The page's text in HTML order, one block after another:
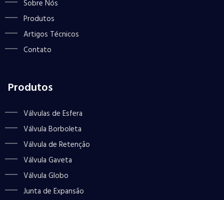
Sobre Nós
Produtos
Artigos Técnicos
Contato
Produtos
Válvulas de Esfera
Válvula Borboleta
Válvula de Retenção
Válvula Gaveta
Válvula Globo
Junta de Expansão